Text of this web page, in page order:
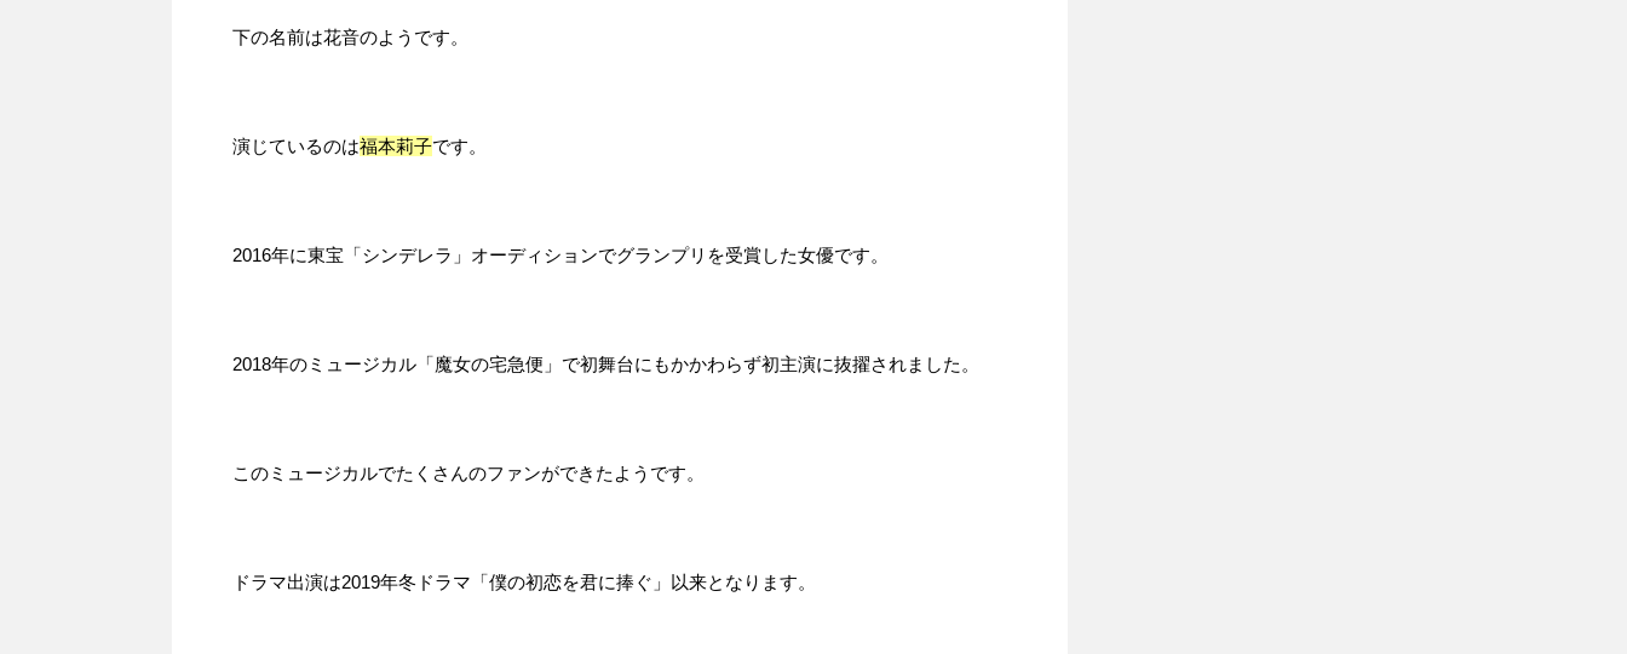
下の名前は花音のようです。
演じているのは福本莉子です。
2016年に東宝「シンデレラ」オーディションでグランプリを受賞した女優です。
2018年のミュージカル「魔女の宅急便」で初舞台にもかかわらず初主演に抜擢されました。
このミュージカルでたくさんのファンができたようです。
ドラマ出演は2019年冬ドラマ「僕の初恋を君に捧ぐ」以来となります。